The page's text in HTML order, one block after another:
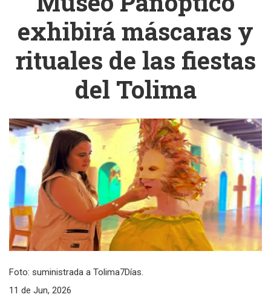
exhibirá máscaras y
rituales de las fiestas
del Tolima
Foto: suministrada a Tolima7Días.
11 de Jun, 2026